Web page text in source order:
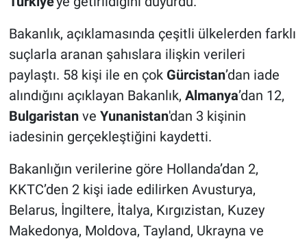
Bakanlık, açıklamasında çeşitli ülkelerden farklı
suçlarla aranan şahıslara ilişkin verileri
paylaştı. 58 kişi ile en çok Gürcistan’dan iade
alındığını açıklayan Bakanlık, Almanya’dan 12,
Bulgaristanve Yunanistan'dan 3 kişinin
iadesinin gerçekleştiğini kaydetti.
Bakanlığın verilerine göre Hollanda’dan 2,
KKTC’den 2 kişi iade edilirken Avusturya,
Belarus, İngiltere, İtalya, Kırgızistan, Kuzey
Makedonya, Moldova, Tayland, Ukrayna ve